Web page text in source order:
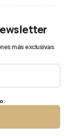
más exclusivas.